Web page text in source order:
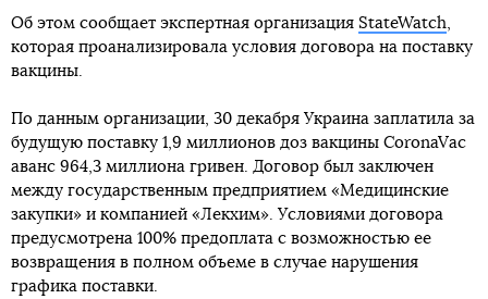
Об этом сообщает экспертная организация StateWatch
которая проанализировала условия договора на поставку
вакцины.
По данным организации, 30 декабря Украина заплатила за
будущую поставку 1,9 миллионов доз вакцины CoronaVac
аванс 964,3 миллиона гривен. Договор был заключен
между государственным предприятием «Медицинские
закупки» и компанией «Лекхим». Условиями договора
предусмотрена 100% предоплата с возможностью ее
возвращения в полном объеме в случае нарушения
графика поставки.